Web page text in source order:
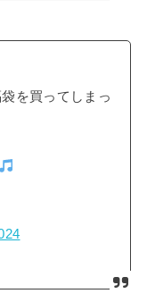
を買ってしまっ